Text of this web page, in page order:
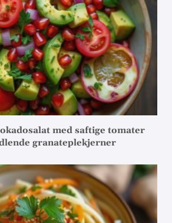
med saftige tomater
granateplekjerner